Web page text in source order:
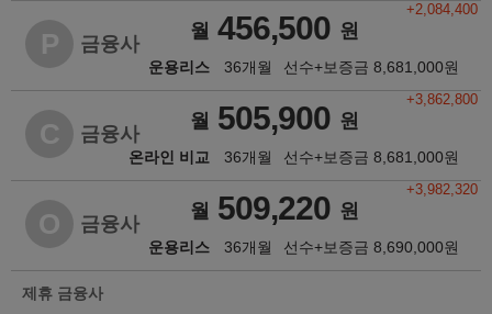
P 금융사
운용리스
월 456,500 원
+2,084,400
36개월 선수+보증금 8,681,000원
C 금융사
온라인 비교
월 505,900 원
+3,862,800
36개월 선수+보증금 8,681,000원
O 금융사
운용리스
월 509,220 원
+3,982,320
36개월 선수+보증금 8,690,000원
제휴 금융사